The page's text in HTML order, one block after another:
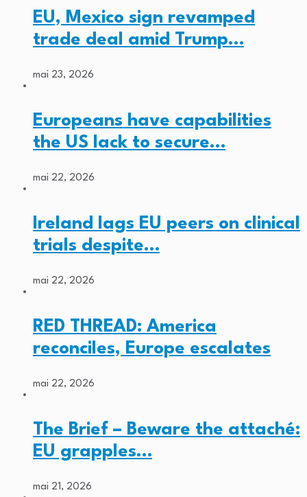
EU, Mexico sign revamped
trade deal amid Trump…
mai 23, 2026
Europeans have capabilities
the US lack to secure…
mai 22, 2026
Ireland lags EU peers on clinical
trials despite…
mai 22, 2026
RED THREAD: America
reconciles, Europe escalates
mai 22, 2026
The Brief – Beware the attaché:
EU grapples…
mai 21, 2026